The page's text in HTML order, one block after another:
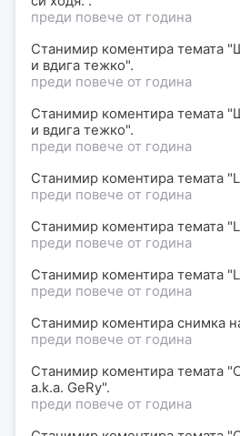
преди повече от година
Станимир коментира темата
и вдига тежко".
преди повече от година
Станимир коментира темата
и вдига тежко".
преди повече от година
Станимир коментира темата
преди повече от година
Станимир коментира темата
преди повече от година
Станимир коментира темата
преди повече от година
Станимир коментира снимка
преди повече от година
Станимир коментира темата
a.k.a. GeRy".
преди повече от година